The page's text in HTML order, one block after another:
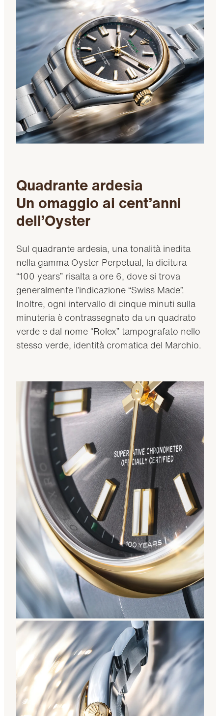
Quadrante ardesia
Un omaggio ai cent’anni
dell’Oyster
Sul quadrante ardesia, una tonalità inedita
nella gamma Oyster Perpetual, la dicitura
“100 years” risalta a ore 6, dove si trova
generalmente l’indicazione “Swiss Made”.
Inoltre, ogni intervallo di cinque minuti sulla
minuteria è contrassegnato da un quadrato
verde e dal nome “Rolex” tampografato nello
stesso verde, identità cromatica del Marchio.